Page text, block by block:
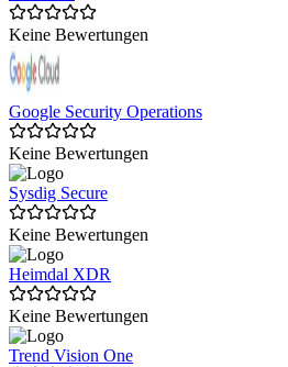
Keine Bewertungen
Google Security Operations
Keine Bewertungen
Sysdig Secure
Keine Bewertungen
Heimdal XDR
Keine Bewertungen
Trend Vision One